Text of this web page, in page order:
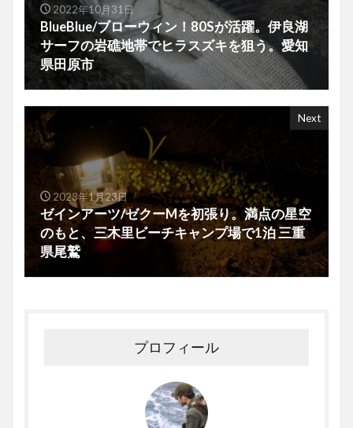
2022年10月31日
BlueBlue/ブローウィン！80Sが活躍。伊良湖
サーフの岩礁地帯でヒラスズキを狙う。愛知
県田原市
Next
2023年1月23日
ゼインアーツ/ゼクーMを初張り。満点の星空
のもと、三木里ビーチキャンプ場で1泊 三重
県尾鷲
プロフィール